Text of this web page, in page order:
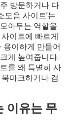
방문하거나 다
모음 사이트’는
아두는 역할을
이트에 빠르게
용이하게 만들어
게 높여줍니다.
를 왜 특별히 사
마크하거나 검
이유는 무